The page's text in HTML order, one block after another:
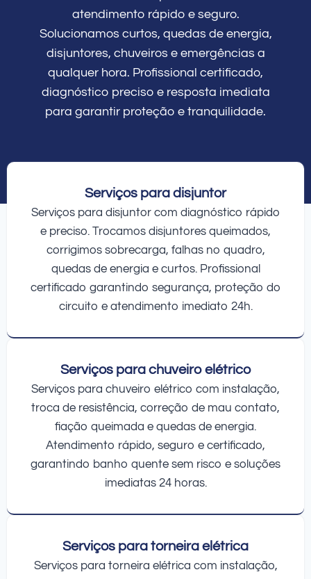
atendimento rápido e seguro.
Solucionamos curtos, quedas de energia,
disjuntores, chuveiros e emergências a
qualquer hora. Profissional certificado,
diagnóstico preciso e resposta imediata
para garantir proteção e tranquilidade.
Serviços para disjuntor
Serviços para disjuntor com diagnóstico rápido
e preciso. Trocamos disjuntores queimados,
corrigimos sobrecarga, falhas no quadro,
quedas de energia e curtos. Profissional
certificado garantindo segurança, proteção do
circuito e atendimento imediato 24h.
Serviços para chuveiro elétrico
Serviços para chuveiro elétrico com instalação,
troca de resistência, correção de mau contato,
fiação queimada e quedas de energia.
Atendimento rápido, seguro e certificado,
garantindo banho quente sem risco e soluções
imediatas 24 horas.
Serviços para torneira elétrica
Serviços para torneira elétrica com instalação,